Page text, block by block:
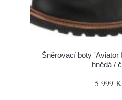
Šněrovací boty 'Aviator
hnědá /
5 999